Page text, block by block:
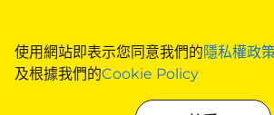
使用網站即表示您同意我們的隱私權政策
及根據我們的Cookie Policy